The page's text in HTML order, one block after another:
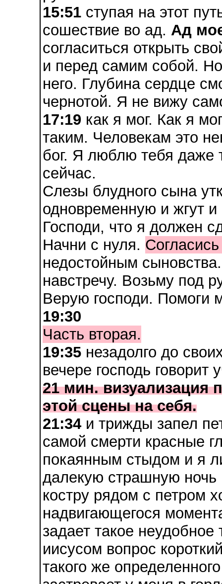
15:51 ступая на этот
сошествие во ад. Ад
согласиться открыть
и перед самим собой.
него. Глубина сердце
чернотой. Я не вижу
17:19 как я мог. Как я
таким. Человекам это
бог. Я люблю тебя даже
сейчас.
Слезы блудного сына
одновременную и жгут
Господи, что я должен
Начни с нуля.
недостойным
навстречу. Возьму под
Верую господи. Помоги
19:30
Часть вторая.
19:35 незадолго до
вечере господь говорит
21 мин. визуализация
этой сцены на себя.
21:34 и трижды запел
самой смерти красные
покаянным стыдом и я
далекую страшную
костру рядом с петром
надвигающегося
задает такое
иисусом вопрос
такого же